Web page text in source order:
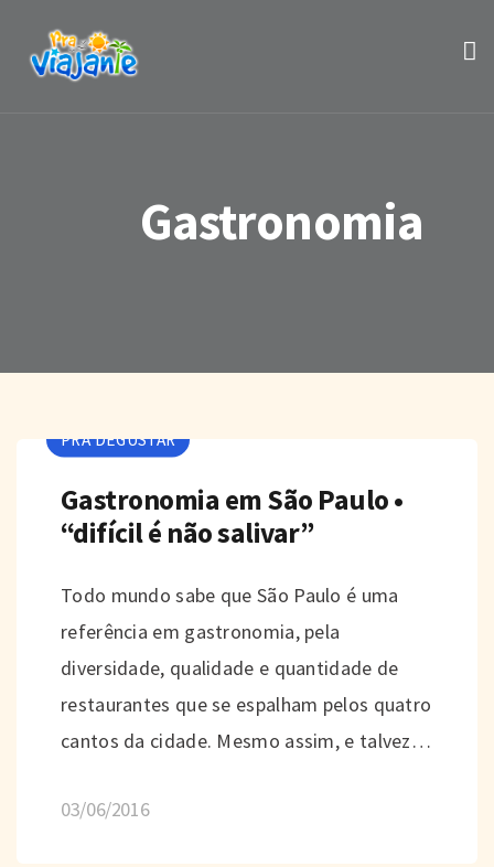
Gastronomia
PRA DEGUSTAR
Gastronomia em São Paulo •
“difícil é não salivar”
Todo mundo sabe que São Paulo é uma
referência em gastronomia, pela
diversidade, qualidade e quantidade de
restaurantes que se espalham pelos quatro
cantos da cidade. Mesmo assim, e talvez…
03/06/2016